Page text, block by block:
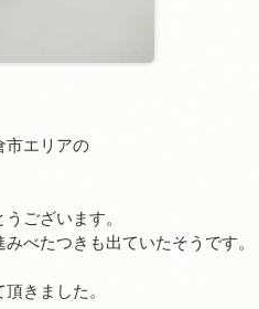
市エリアの
ございます。
べたつきも出ていたそうです。
きました。